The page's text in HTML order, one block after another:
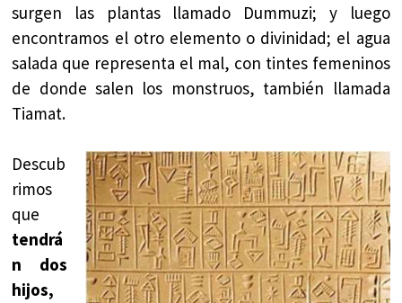
surgen las plantas llamado Dummuzi; y luego
encontramos el otro elemento o divinidad; el agua
salada que representa el mal, con tintes femeninos
de donde salen los monstruos, también llamada
Tiamat.
Descub
rimos
que
tendrá
n dos
hijos,